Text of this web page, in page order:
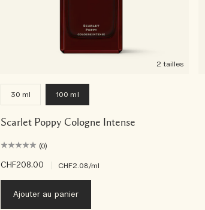
2 tailles
30 ml 100 ml
Scarlet Poppy Cologne Intense
(0)
CHF208.00 CHF2.08/ml
Ajouter au panier